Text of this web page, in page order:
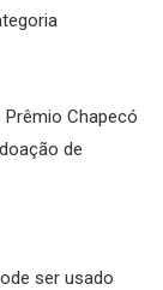
Chapecó
de
ser usado